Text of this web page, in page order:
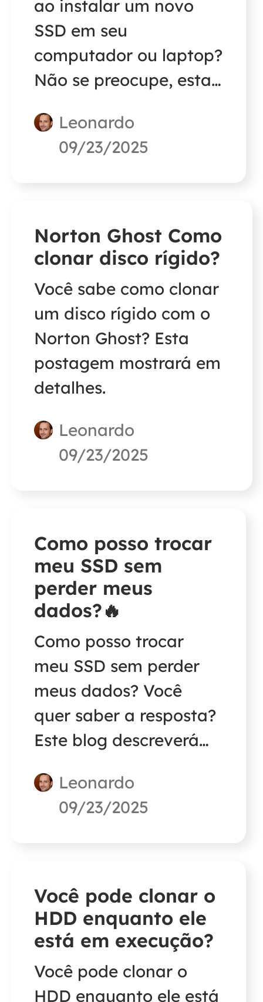
ao instalar um novo
SSD em seu
computador ou laptop?
Não se preocupe, esta
fornece uma lista
completa do que fazer
Leonardo
09/23/2025
Norton Ghost Como
clonar disco rígido?
Você sabe como clonar
um disco rígido com o
Norton Ghost? Esta
postagem mostrará em
detalhes.
Leonardo
09/23/2025
Como posso trocar
meu SSD sem
perder meus
dados?🔥
Como posso trocar
meu SSD sem perder
meus dados? Você
quer saber a resposta?
Este blog descreverá
sem perda de dados e
oferecerá uma
Leonardo
09/23/2025
Você pode clonar o
HDD enquanto ele
está em execução?
Você pode clonar o
HDD enquanto ele está